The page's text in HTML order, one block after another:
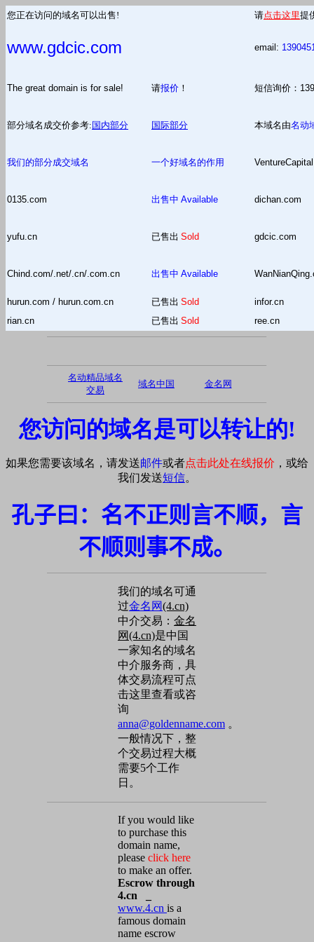
您正在访问的域名可以出售! 请点击这里提
www.gdcic.com email:
The great domain is for sale! 请报价 ！ 短信询价：
部分域名成交价参考: 国内部分 国际部分 本域名由名动
我们的部分成交域名 一个好域名的作用
0135.com 出售中 Available dichan.com
yufu.cn 已售出 Sold gdcic.com
Chind.com/.net/.cn/.com.cn 出售中 Available
hurun.com / hurun.com.cn 已售出 Sold
infor.cn
rian.cn
已售出 Sold ree.cn
名动精品域名
交易
域名中国 金名网
您访问的域名是可以转让的!
如果您需要该域名，请发送邮件或者点击此处在线报价 ，或给
我们发送短信。
孔子曰：名不正则言不顺，言
不顺则事不成。
我们的域名可通
过金名网(4.cn)
中介交易： 金名
网(4.cn)是中国
一家知名的域名
中介服务商，具
体交易流程可点
击这里查看或咨
询
anna@goldenname.com 。
一般情况下，整
个交易过程大概
需要5个工作
日。
If you would like
to purchase this
domain name,
please click here
to make an offer.
Escrow through
4.cn _
www.4.cn is a
famous domain
name escrow